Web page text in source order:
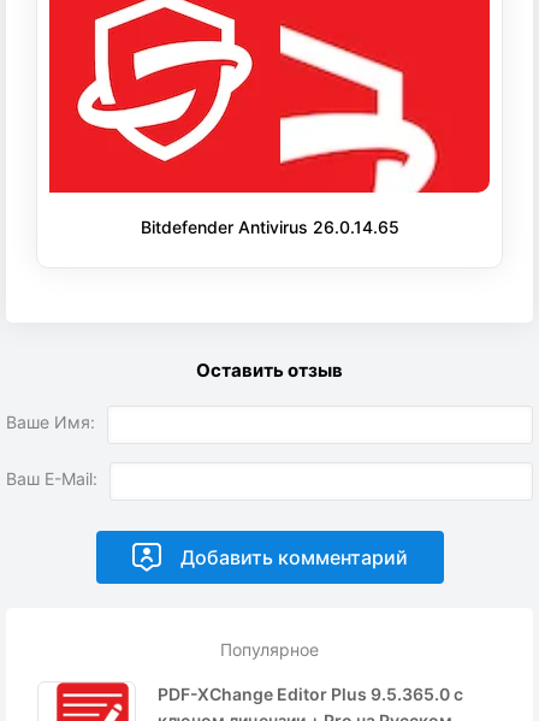
Популярное
PDF-XChange Editor Plus 9.5.365.0 с
Bitdefender Antivirus 26.0.14.65
Оставить отзыв
Ваше Имя:
Ваш E-Mail: